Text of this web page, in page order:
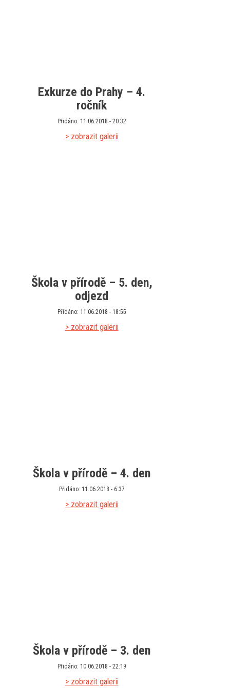
Exkurze do Prahy – 4.
ročník
Přidáno: 11.06.2018 - 20:32
> zobrazit galerii
Škola v přírodě – 5. den,
odjezd
Přidáno: 11.06.2018 - 18:55
> zobrazit galerii
Škola v přírodě – 4. den
Přidáno: 11.06.2018 - 6:37
> zobrazit galerii
Škola v přírodě – 3. den
Přidáno: 10.06.2018 - 22:19
> zobrazit galerii